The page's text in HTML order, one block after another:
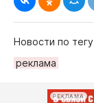
Новости по тегу
рeклама
РЕКЛАМА